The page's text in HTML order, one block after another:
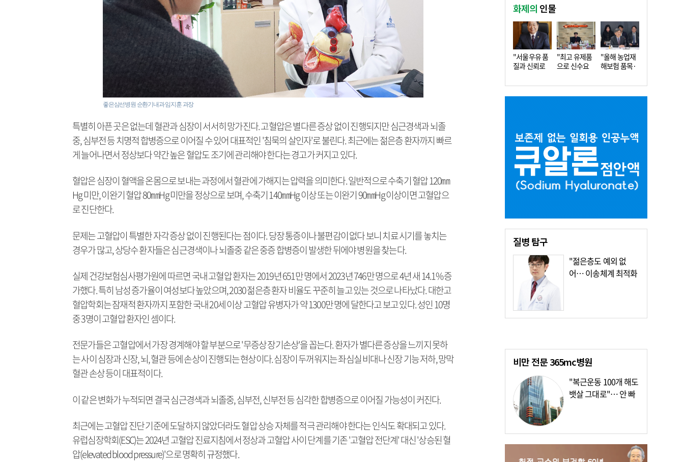
좋은삼선병원 순환기내과 임지훈 과장
특별히 아픈 곳은 없는데 혈관과 심장이 서서히 망가진다. 고혈압은 별다른 증상 없이 진행되지만 심근경색과 뇌졸
중, 심부전 등 치명적 합병증으로 이어질 수 있어 대표적인 '침묵의 살인자'로 불린다. 최근에는 젊은층 환자까지 빠르
게 늘어나면서 정상보다 약간 높은 혈압도 조기에 관리해야 한다는 경고가 커지고 있다.
혈압은 심장이 혈액을 온몸으로 보내는 과정에서 혈관에 가해지는 압력을 의미한다. 일반적으로 수축기 혈압 120㎜
Hg 미만, 이완기 혈압 80㎜Hg 미만을 정상으로 보며, 수축기 140㎜Hg 이상 또는 이완기 90㎜Hg 이상이면 고혈압으
로 진단한다.
문제는 고혈압이 특별한 자각 증상 없이 진행된다는 점이다. 당장 통증이나 불편감이 없다 보니 치료 시기를 놓치는
경우가 많고, 상당수 환자들은 심근경색이나 뇌졸중 같은 중증 합병증이 발생한 뒤에야 병원을 찾는다.
실제 건강보험심사평가원에 따르면 국내 고혈압 환자는 2019년 651만 명에서 2023년 746만 명으로 4년 새 14.1% 증
가했다. 특히 남성 증가율이 여성보다 높았으며, 2030 젊은층 환자 비율도 꾸준히 늘고 있는 것으로 나타났다. 대한고
혈압학회는 잠재적 환자까지 포함한 국내 20세 이상 고혈압 유병자가 약 1300만 명에 달한다고 보고 있다. 성인 10명
중 3명이 고혈압 환자인 셈이다.
전문가들은 고혈압에서 가장 경계해야 할 부분으로 '무증상 장기손상'을 꼽는다. 환자가 별다른 증상을 느끼지 못하
는 사이 심장과 신장, 뇌, 혈관 등에 손상이 진행되는 현상이다. 심장이 두꺼워지는 좌심실 비대나 신장 기능 저하, 망막
혈관 손상 등이 대표적이다.
이 같은 변화가 누적되면 결국 심근경색과 뇌졸중, 심부전, 신부전 등 심각한 합병증으로 이어질 가능성이 커진다.
최근에는 고혈압 진단 기준에 도달하지 않았더라도 혈압 상승 자체를 적극 관리해야 한다는 인식도 확대되고 있다.
유럽심장학회(ESC)는 2024년 고혈압 진료지침에서 정상과 고혈압 사이 단계를 기존 '고혈압 전단계' 대신 '상승된 혈
압(elevated blood pressure)'으로 명확히 규정했다.
화제의 인물
"서울우유 품
질과 신뢰로
"최고 유제품
으로 신수요
"올해 농업재
해보험 품목·
질병탐구
"젊은층도 예외 없
어… 이송체계 최적화
비만 전문365mc병원
"복근운동 100개 해도
뱃살 그대로"… 안 빠